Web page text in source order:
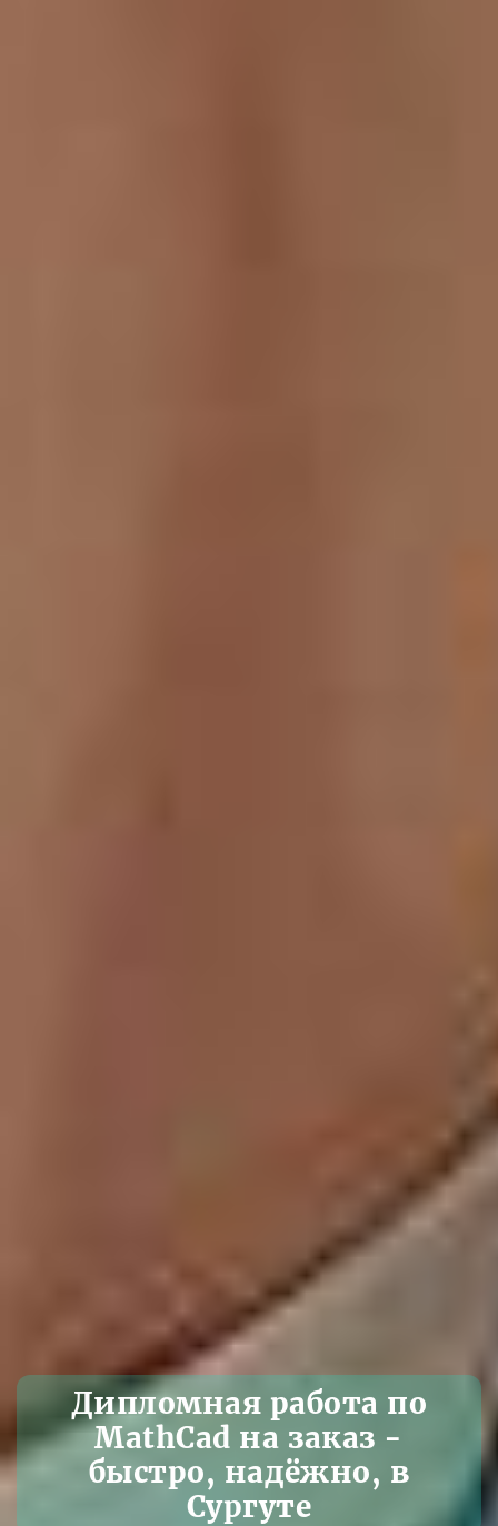
Дипломная работа по
MathCad на заказ -
быстро, надёжно, в
Сургуте